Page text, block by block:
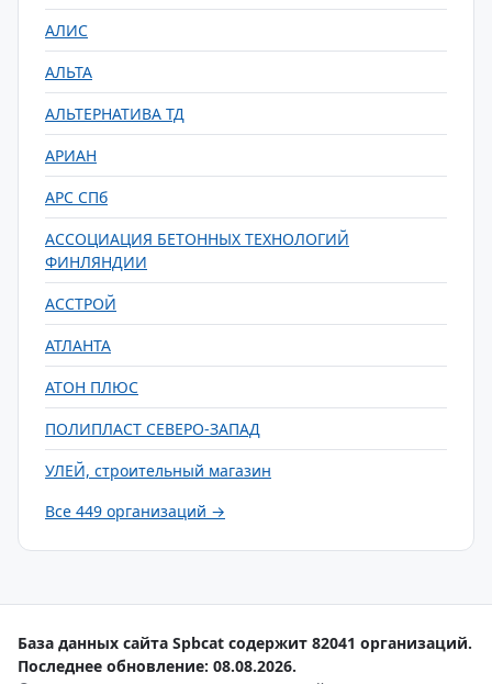
АЛИС
АЛЬТА
АЛЬТЕРНАТИВА ТД
АРИАН
АРС СПб
АССОЦИАЦИЯ БЕТОННЫХ ТЕХНОЛОГИЙ
ФИНЛЯНДИИ
АССТРОЙ
АТЛАНТА
АТОН ПЛЮС
ПОЛИПЛАСТ СЕВЕРО-ЗАПАД
УЛЕЙ, строительный магазин
Все 449 организаций →
База данных сайта Spbcat содержит 82041 организаций.
Последнее обновление: 08.08.2026.